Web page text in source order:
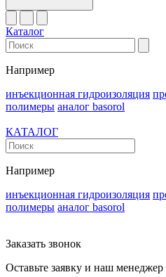
Каталог
Например
инъекционная гидроизоляция
полимеры аналог basorol
КАТАЛОГ
Например
инъекционная гидроизоляция
полимеры аналог basorol
Заказать звонок
Оставьте заявку и наш менеджер